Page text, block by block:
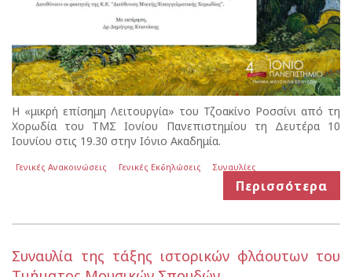
Η «μικρή επίσημη Λειτουργία» του Τζοακίνο Ροσσίνι από τη
Χορωδία του ΤΜΣ Ιονίου Πανεπιστημίου τη Δευτέρα 10
Ιουνίου στις 19.30 στην Ιόνιο Ακαδημία.
Γενικές Ανακοινώσεις Γενικές Εκδηλώσεις Συναυλίες
Περισσότερα
Συναυλία της τάξης ιστορικών φλάουτων του